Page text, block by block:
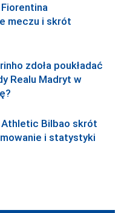
meczu i skrót
zdoła poukładać
Realu Madryt w
Athletic Bilbao skrót
i statystyki